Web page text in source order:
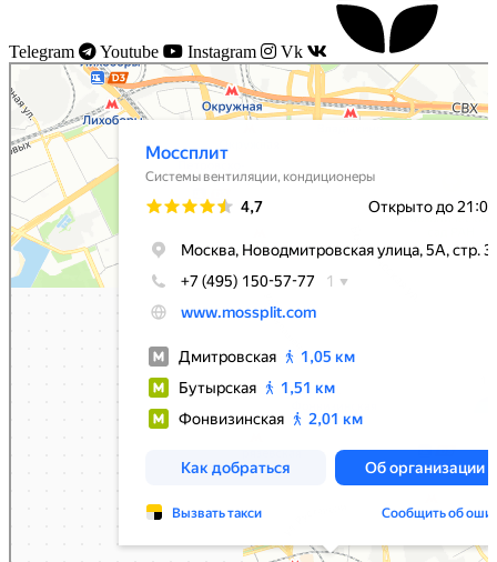
Telegram Youtube Instagram Vk
Моссплит
Системы вентиляции в Москве
Установка кондиционеров в Москве